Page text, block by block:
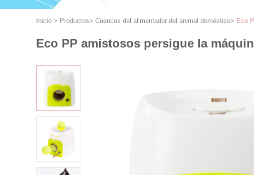
Inicio > Productos> Cuencos del alimentador del animal doméstico> Eco
Eco PP amistosos persigue la